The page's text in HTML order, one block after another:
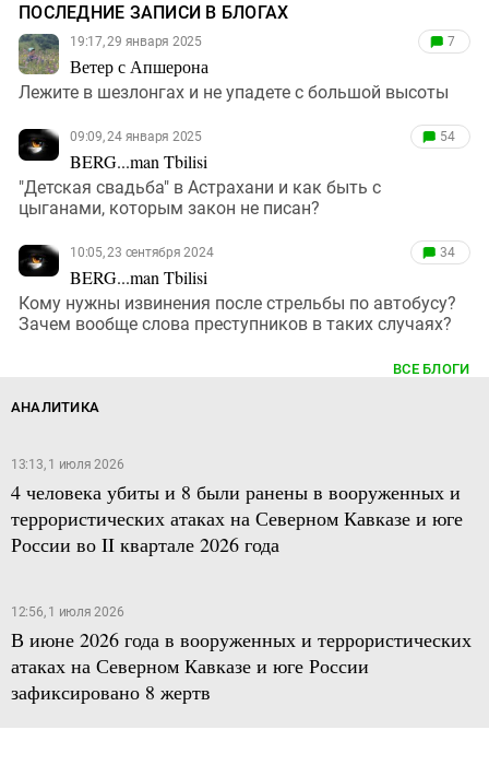
ПОСЛЕДНИЕ ЗАПИСИ В БЛОГАХ
19:17, 29 января 2025
Ветер с Апшерона
7
Лежите в шезлонгах и не упадете с большой высоты
09:09, 24 января 2025
BERG...man Tbilisi
54
"Детская свадьба" в Астрахани и как быть с
цыганами, которым закон не писан?
10:05, 23 сентября 2024
BERG...man Tbilisi
34
Кому нужны извинения после стрельбы по автобусу?
Зачем вообще слова преступников в таких случаях?
ВСЕ БЛОГИ
АНАЛИТИКА
13:13, 1 июля 2026
4 человека убиты и 8 были ранены в вооруженных и
террористических атаках на Северном Кавказе и юге
России во II квартале 2026 года
12:56, 1 июля 2026
В июне 2026 года в вооруженных и террористических
атаках на Северном Кавказе и юге России
зафиксировано 8 жертв